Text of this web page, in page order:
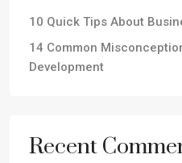
10 Quick Tips About
14 Common
Development
Recent